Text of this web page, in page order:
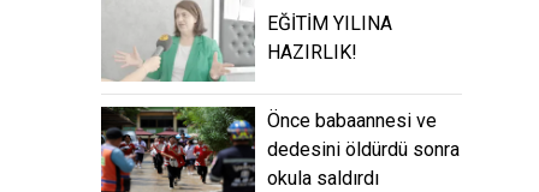
EĞİTİM YILINA
HAZIRLIK!
Önce babaannesi ve
dedesini öldürdü sonra
okula saldırdı